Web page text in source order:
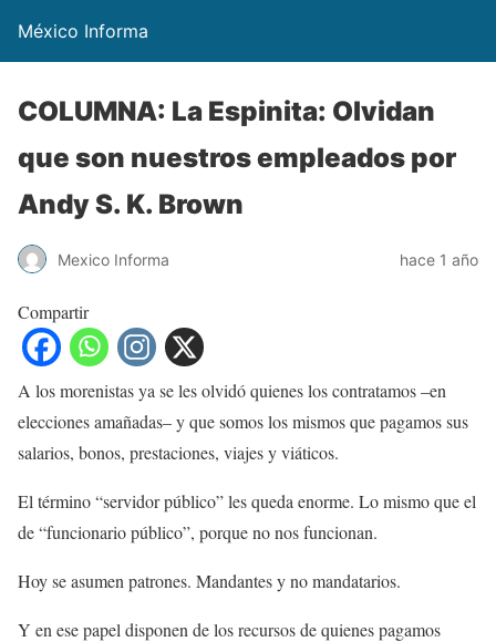
México Informa
COLUMNA: La Espinita: Olvidan
que son nuestros empleados por
Andy S. K. Brown
Mexico Informa hace 1 año
Compartir
A los morenistas ya se les olvidó quienes los contratamos –en
elecciones amañadas– y que somos los mismos que pagamos sus
salarios, bonos, prestaciones, viajes y viáticos.
El término “servidor público” les queda enorme. Lo mismo que el
de “funcionario público”, porque no nos funcionan.
Hoy se asumen patrones. Mandantes y no mandatarios.
Y en ese papel disponen de los recursos de quienes pagamos